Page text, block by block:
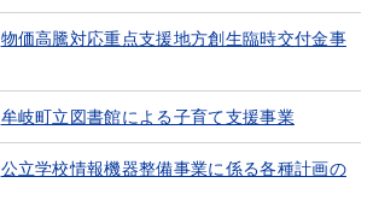
物価高騰対応重点支援地方創生臨時交付金事
牟岐町立図書館による子育て支援事業
公立学校情報機器整備事業に係る各種計画の